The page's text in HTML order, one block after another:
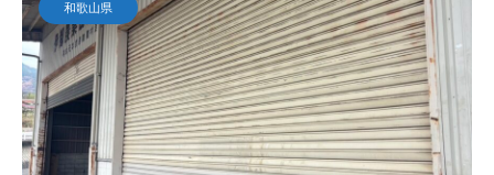
和歌山県